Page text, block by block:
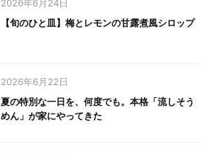
2026年6月24日
【旬のひと皿】梅とレモンの甘露煮風シロップ
2026年6月22日
夏の特別な一日を、何度でも。本格「流しそう
めん」が家にやってきた